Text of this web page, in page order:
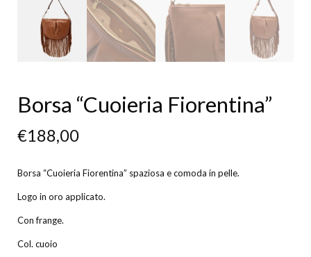
Borsa “Cuoieria Fiorentina”
€188,00
Borsa “Cuoieria Fiorentina” spaziosa e comoda in pelle.
Logo in oro applicato.
Con frange.
Col. cuoio